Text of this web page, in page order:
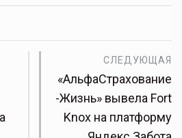
СЛЕДУЮЩАЯ
«АльфаСтрахование
-Жизнь» вывела Fort
Knox на платформу